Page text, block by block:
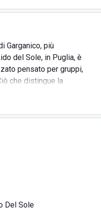
Garganico, più
del Sole, in Puglia, è
pensato per gruppi,
che distingue la
ma soprattutto il
a chiunque di
Del Sole